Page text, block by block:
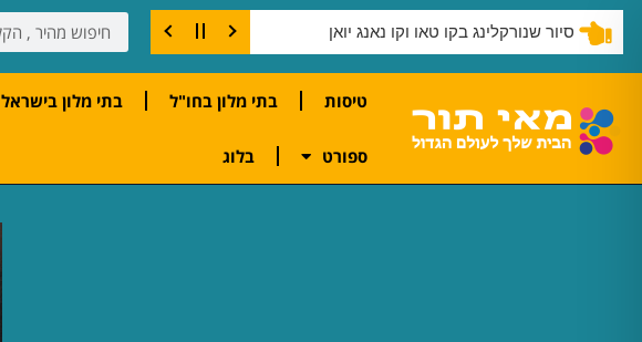
סיור שנורקלינג בקו טאו וקו נאנג יואן
טיסות בתי מלון בחו"ל בתי מלון בישראל
ספורט בלוג